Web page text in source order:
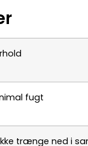
fugt
trænge ned i